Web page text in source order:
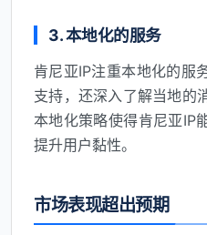
3. 本地化的服务
肯尼亚IP注重本地化的服
支持，还深入了解当地的
本地化策略使得肯尼亚IP
提升用户黏性。
市场表现超出预期